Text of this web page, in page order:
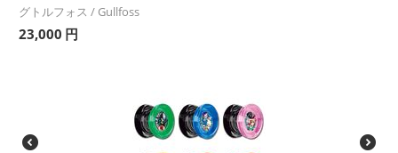
グトルフォス / Gullfoss
23,000 円